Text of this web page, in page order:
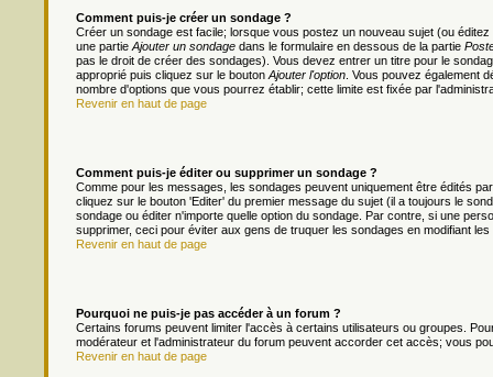
Comment puis-je créer un sondage ?
Créer un sondage est facile; lorsque vous postez un nouveau sujet (ou
une partie Ajouter un sondage dans le formulaire en dessous de la partie
pas le droit de créer des sondages). Vous devez entrer un titre pour le
approprié puis cliquez sur le bouton Ajouter l'option . Vous pouvez également
nombre d'options que vous pourrez établir; cette limite est fixée par
Revenir en haut de page
Comment puis-je éditer ou supprimer un sondage ?
Comme pour les messages, les sondages peuvent uniquement être édités
cliquez sur le bouton 'Editer' du premier message du sujet (il a toujours le
sondage ou éditer n'importe quelle option du sondage. Par contre, si une
supprimer, ceci pour éviter aux gens de truquer les sondages en modifiant
Revenir en haut de page
Pourquoi ne puis-je pas accéder à un forum ?
Certains forums peuvent limiter l'accès à certains utilisateurs ou groupes.
modérateur et l'administrateur du forum peuvent accorder cet accès; vous
Revenir en haut de page